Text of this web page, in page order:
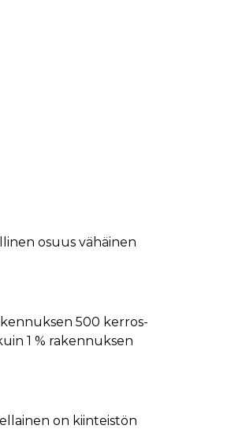
osuus vähäinen
500 kerros-
1 % rakennuksen
on kiinteistön